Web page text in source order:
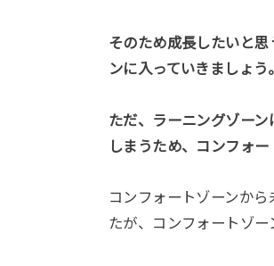
そのため成長したいと
ンに入っていきましょう。
ただ、ラーニングゾー
しまうため、コンフォ
コンフォートゾーンか
たが、コンフォートゾー